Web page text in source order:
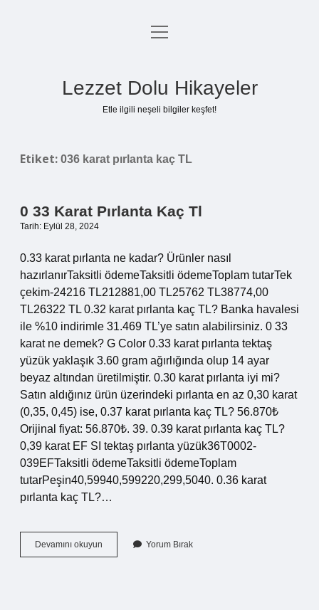
Anasayfa
menüyü
Lezzet Dolu Hikayeler
Etle ilgili neşeli bilgiler keşfet!
Etiket: 036 karat pırlanta kaç TL
0 33 Karat Pırlanta Kaç Tl
Tarih: Eylül 28, 2024
0.33 karat pırlanta ne kadar? Ürünler nasıl
hazırlanırTaksitli ödemeTaksitli ödemeToplam tutarTek
çekim-24216 TL212881,00 TL25762 TL38774,00
TL26322 TL 0.32 karat pırlanta kaç TL? Banka havalesi
ile %10 indirimle 31.469 TL’ye satın alabilirsiniz. 0 33
karat ne demek? G Color 0.33 karat pırlanta tektaş
yüzük yaklaşık 3.60 gram ağırlığında olup 14 ayar
beyaz altından üretilmiştir. 0.30 karat pırlanta iyi mi?
Satın aldığınız ürün üzerindeki pırlanta en az 0,30 karat
(0,35, 0,45) ise, 0.37 karat pırlanta kaç TL? 56.870₺
Orijinal fiyat: 56.870₺. 39. 0.39 karat pırlanta kaç TL?
0,39 karat EF SI tektaş pırlanta yüzük36T0002-
039EFTaksitli ödemeTaksitli ödemeToplam
tutarPeşin40,59940,599220,299,5040. 0.36 karat
pırlanta kaç TL?…
Devamını okuyun
33
Yorum Bırak